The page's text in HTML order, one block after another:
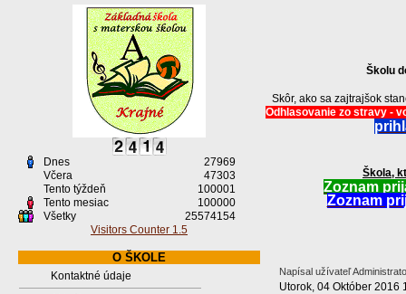
Dnes
27969
Včera
47303
Tento týždeň
100001
Tento mesiac
100000
Všetky
25574154
Visitors Counter 1.5
O ŠKOLE
Kontaktné údaje
Školu
Skôr, ako sa zajtrajšok
Odhlasovanie zo stravy -
Škola,
Zoznam
Zoznam
Napísal užívateľ
Utorok, 04 Október 2016